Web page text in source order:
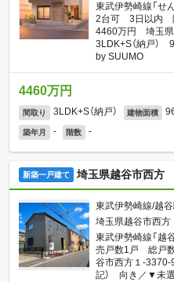
東武伊勢崎線「せ
2台可 3日以内
4460万円 埼玉
3LDK+S（納戸）
by SUUMO
4460万円
間取り 3LDK+S（納戸） 建物面積
築年月 - 階数 -
新築一戸建て 埼玉県越谷市西方
東武伊勢崎線/越
埼玉県越谷市西方
東武伊勢崎線「
売戸数1戸 総戸
谷市西方１-3370-
記） 向き／▼未